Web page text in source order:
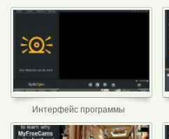
Интерфейс программы